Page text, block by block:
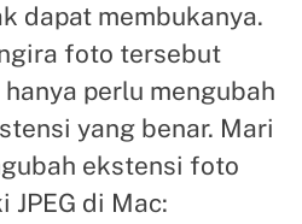
dapat membukanya.
foto tersebut
perlu mengubah
yang benar. Mari
ekstensi foto
JPEG di Mac: